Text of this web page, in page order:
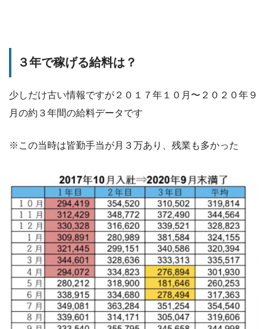
３年で稼げる給料は？
少しだけ古い情報ですが２０１７年１０月〜２０２０年９
月の約３年間の給料データです
※この当時は皆勤手当が月３万あり、残業も多かった